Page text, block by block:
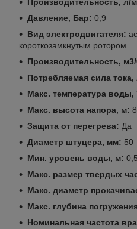
Давление, Бар: 0,9
Вид электродвигателя:
короткозамкнутым ротором
Производительность,
Потребляемая сила тока,
Макс. температура воды,
Макс. высота напора, м: 8
Защита от перегрева: Да
Диаметр штуцера, мм: 50
Мин. уровень воды, м: 0,5
Макс. размер твердых
Макс. диаметр
Макс. глубина
Номинальная частота